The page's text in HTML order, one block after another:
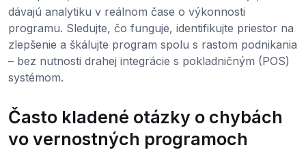
dávajú analytiku v reálnom čase o výkonnosti
programu. Sledujte, čo funguje, identifikujte priestor na
zlepšenie a škálujte program spolu s rastom podnikania
– bez nutnosti drahej integrácie s pokladničným (POS)
systémom.
Často kladené otázky o chybách
vo vernostných programoch